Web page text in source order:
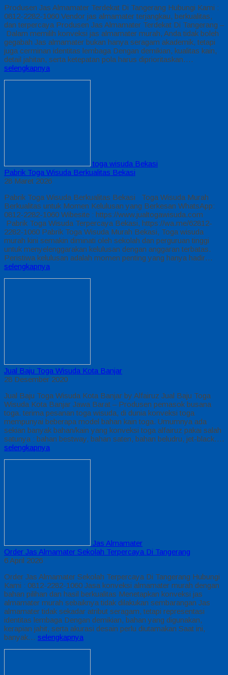
Produsen Jas Almamater Terdekat Di Tangerang Hubungi Kami :
0812-2282-1060 Vendor jas almamater terjangkau, berkualitas,
dan terpercaya Produsen Jas Almamater Terdekat Di Tangerang –
Dalam memilih konveksi jas almamater murah, Anda tidak boleh
gegabah Jas almamater bukan hanya seragam akademik, tetapi
juga cerminan identitas lembaga Dengan demikian, kualitas kain,
detail jahitan, serta ketepatan pola harus diprioritaskan….
selengkapnya
toga wisuda Bekasi
Pabrik Toga Wisuda Berkualitas Bekasi
28 Maret 2026
Pabrik Toga Wisuda Berkualitas Bekasi Toga Wisuda Murah
Berkualitas untuk Momen Kelulusan yang Berkesan WhatsApp:
0812-2282-1060 Wibesite : https://www.jualtogawisuda.com
Pabrik Toga Wisuda Terpercaya Bekasi, https://wa.me/62812-
2282-1060 Pabrik Toga Wisuda Murah Bekasi, Toga wisuda
murah kini semakin diminati oleh sekolah dan perguruan tinggi
untuk menyelenggarakan kelulusan dengan anggaran terbatas.
Peristiwa kelulusan adalah momen penting yang hanya hadir…
selengkapnya
Jual Baju Toga Wisuda Kota Banjar
28 Desember 2020
Jual Baju Toga Wisuda Kota Banjar by Alfairuz Jual Baju Toga
Wisuda Kota Banjar Jawa Barat – Produsen pemasok busana
toga. terima pesanan toga wisuda, di dunia konveksi toga
mempunyai beberapa model bahan kain toga. Umumnya ada
sekian banyak bahan/kain yang konveksi toga alfairuz pakai salah
satunya : bahan bestway, bahan saten, bahan beludru, jet-black….
selengkapnya
Jas Almamater
Order Jas Almamater Sekolah Terpercaya Di Tangerang
6 April 2026
Order Jas Almamater Sekolah Terpercaya Di Tangerang Hubungi
Kami : 0812-2282-1060 Jasa konveksi almamater murah dengan
bahan pilihan dan hasil berkualitas Menetapkan konveksi jas
almamater murah sebaiknya tidak dilakukan sembarangan Jas
almamater tidak sekadar atribut seragam, tetapi representasi
identitas lembaga Dengan demikian, bahan yang digunakan,
kerapian jahit, serta akurasi desain perlu diutamakan Saat ini,
banyak… selengkapnya